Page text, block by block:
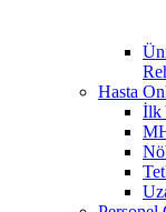
Hasta
İlk